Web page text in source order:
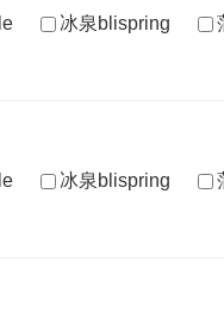
冰泉blispring
冰泉blispring